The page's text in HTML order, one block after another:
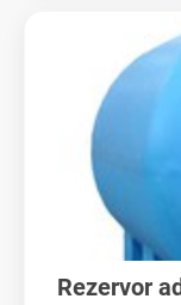
Rezervor